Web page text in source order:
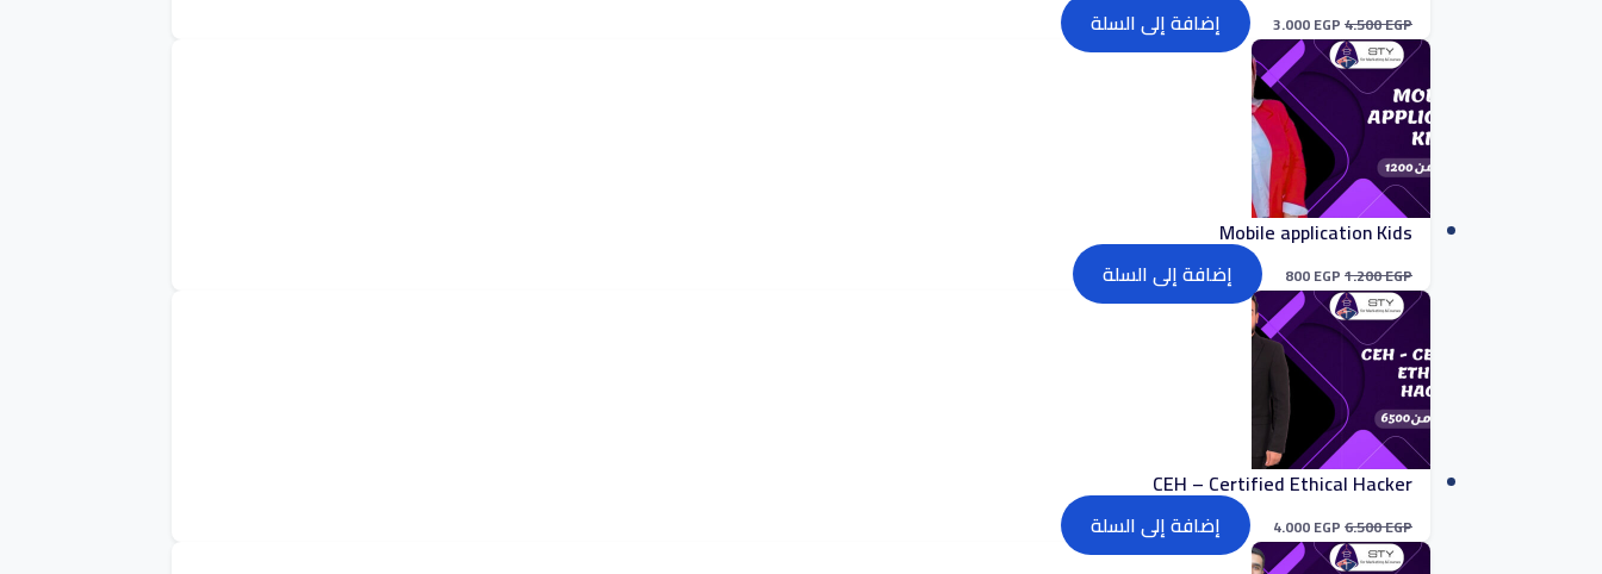
4.500EGP
3.000EGP إضافة إلى السلة
Mobile application Kids
1.200EGP
800EGP إضافة إلى السلة
CEH – Certified Ethical Hacker
6.500EGP
4.000EGP إضافة إلى السلة